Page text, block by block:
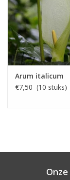
Arum italicum
€7,50 (10 stuks)